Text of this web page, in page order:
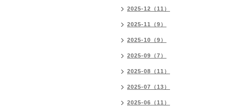
2025-12（11）
2025-11（9）
2025-10（9）
2025-09（7）
2025-08（11）
2025-07（13）
2025-06（11）